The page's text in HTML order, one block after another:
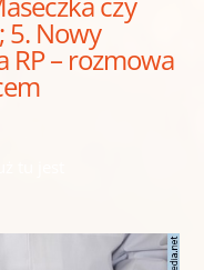
5. Nowy
RP – rozmowa